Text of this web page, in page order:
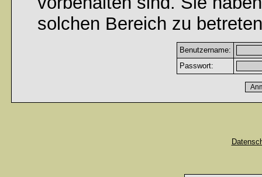
solchen Bereich zu
Benutzername:
Passwort: